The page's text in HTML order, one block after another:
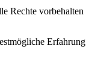
Rechte vorbehalten
Erfahrung